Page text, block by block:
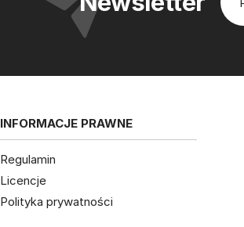
INFORMACJE PRAWNE
Regulamin
Licencje
Polityka prywatności